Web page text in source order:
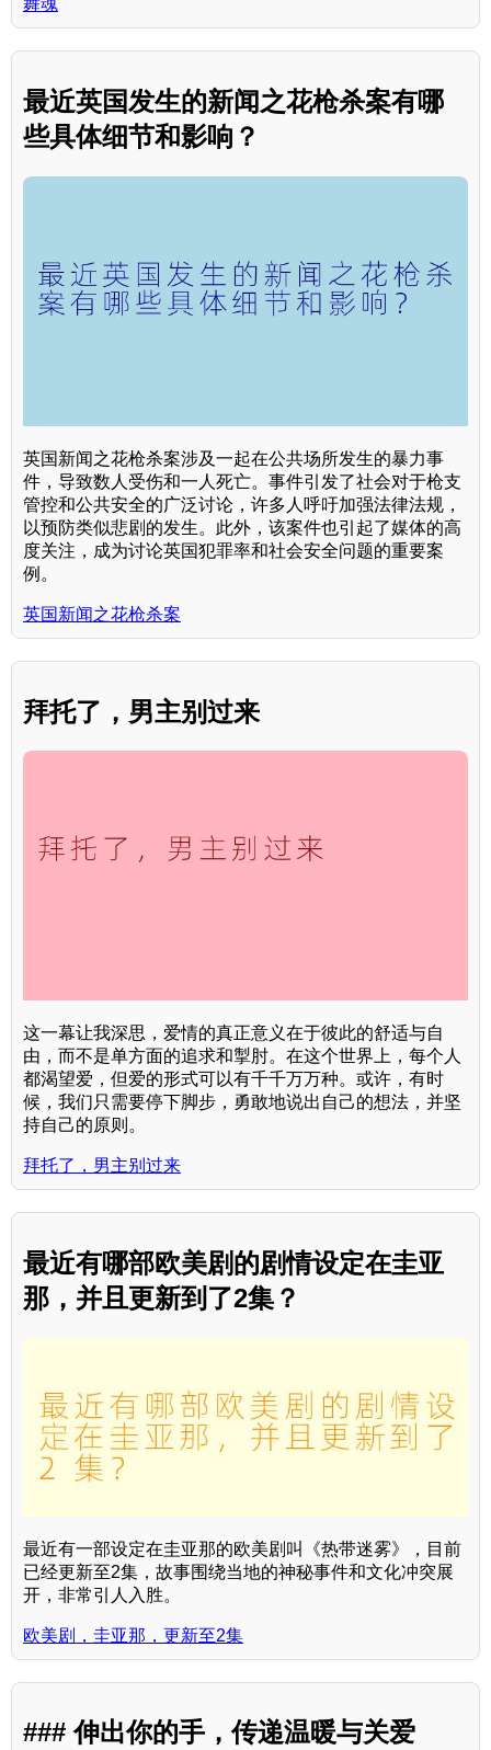
舞魂
最近英国发生的新闻之花枪杀案有哪
些具体细节和影响？
英国新闻之花枪杀案涉及一起在公共场所发生的暴力事
件，导致数人受伤和一人死亡。事件引发了社会对于枪支
管控和公共安全的广泛讨论，许多人呼吁加强法律法规，
以预防类似悲剧的发生。此外，该案件也引起了媒体的高
度关注，成为讨论英国犯罪率和社会安全问题的重要案
例。
英国新闻之花枪杀案
拜托了，男主别过来
这一幕让我深思，爱情的真正意义在于彼此的舒适与自
由，而不是单方面的追求和掣肘。在这个世界上，每个人
都渴望爱，但爱的形式可以有千千万万种。或许，有时
候，我们只需要停下脚步，勇敢地说出自己的想法，并坚
持自己的原则。
拜托了，男主别过来
最近有哪部欧美剧的剧情设定在圭亚
那，并且更新到了2集？
最近有一部设定在圭亚那的欧美剧叫《热带迷雾》，目前
已经更新至2集，故事围绕当地的神秘事件和文化冲突展
开，非常引人入胜。
欧美剧，圭亚那，更新至2集
### 伸出你的手，传递温暖与关爱